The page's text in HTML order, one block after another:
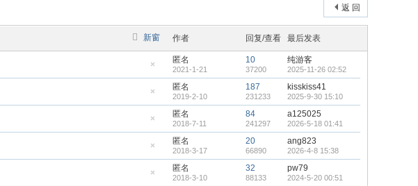
返 回
新窗 作者 回复/查看 最后发表
藏
置
帖
匿名
2021-1-21
10
37200
纯游客
2025-11-26 02:52
藏
置
帖
匿名
2019-2-10
187
231233
kisskiss41
2025-9-30 15:10
藏
置
帖
匿名
2018-7-11
84
241297
a125025
2026-5-18 01:41
藏
置
匿名
2018-3-17
20
66890
ang823
2026-4-8 15:38
匿名
2018-3-10
32
88133
pw79
2024-5-20 00:51